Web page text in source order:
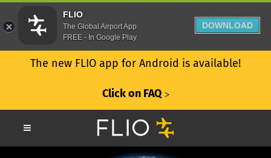
The new FLIO app for Android is available!
Click on FAQ ᐳ
FLIO
The Global Airport App
FREE - In Google Play
DOWNLOAD